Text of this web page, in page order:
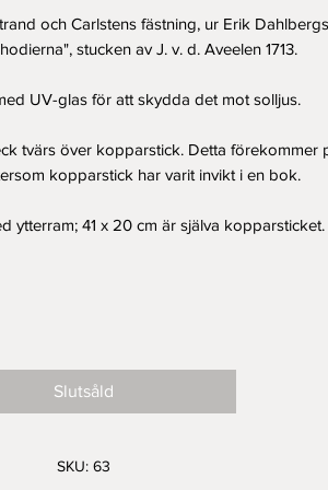
och Carlstens fästning, ur Erik Dahlbergs
stucken av J. v. d. Aveelen 1713.
UV-glas för att skydda det mot solljus.
tvärs över kopparstick. Detta förekommer
kopparstick har varit invikt i en bok.
ytterram; 41 x 20 cm är själva kopparsticket.
Slutsåld
SKU: 63